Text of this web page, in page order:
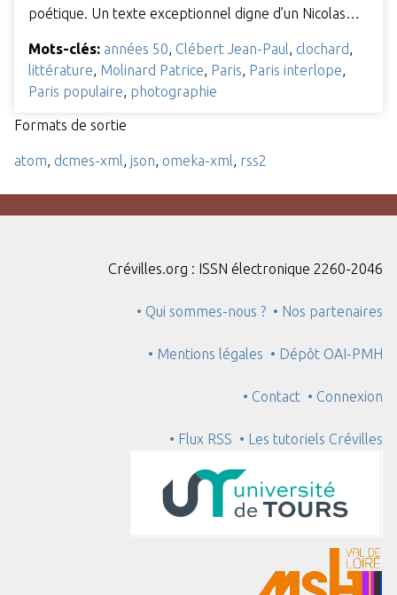
poétique. Un texte exceptionnel digne d’un Nicolas…
Mots-clés: années 50 Clébert Jean-Paul clochard
littérature Molinard Patrice Paris Paris interlope
Paris populaire photographie
Formats de sortie
atom dcmes-xml json omeka-xml rss2
Crévilles.org : ISSN électronique 2260-2046
• Qui sommes-nous ? • Nos partenaires
• Mentions légales • Dépôt OAI-PMH
• Contact • Connexion
• Flux RSS • Les tutoriels Crévilles